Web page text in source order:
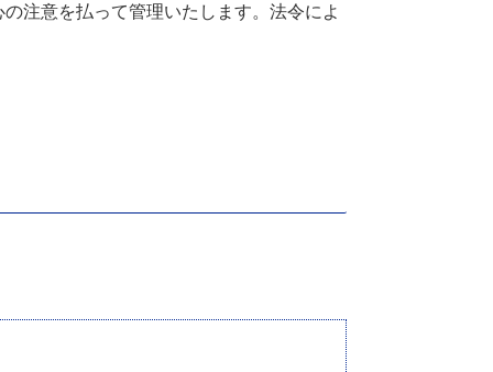
注意を払って管理いたします。法令によ